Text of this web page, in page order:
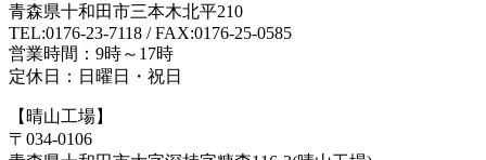
青森県十和田市三本木北平210
TEL:0176-23-7118 / FAX:0176-25-0585
営業時間：9時～17時
定休日：日曜日・祝日
【晴山工場】
〒034-0106